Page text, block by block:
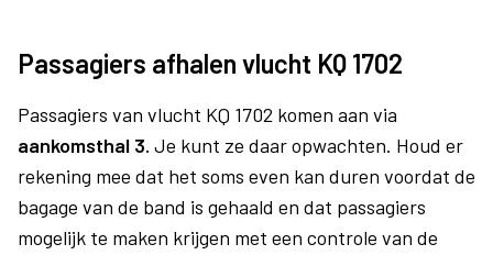
Passagiers afhalen vlucht KQ 1702
Passagiers van vlucht KQ 1702 komen aan via
aankomsthal 3. Je kunt ze daar opwachten. Houd er
rekening mee dat het soms even kan duren voordat de
bagage van de band is gehaald en dat passagiers
mogelijk te maken krijgen met een controle van de